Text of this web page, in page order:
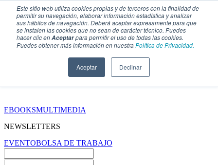
Este sitio web utiliza cookies propias y de terceros con la finalidad de
permitir su navegación, elaborar información estadística y analizar
sus hábitos de navegación. Deberá aceptar expresamente para que
se instalen las cookies que no sean de carácter técnico. Puedes
hacer clic enAceptarpara permitir el uso de todas las cookies.
Puedes obtener más información en nuestraPolítica de Privacidad.
Aceptar Declinar
EBOOKSMULTIMEDIA
NEWSLETTERS
EVENTOBOLSA DE TRABAJO